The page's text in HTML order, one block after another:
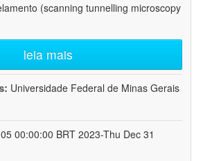
(scanning tunnelling microscopy
leia mais
Universidade Federal de Minas Gerais
00:00:00 BRT 2023-Thu Dec 31